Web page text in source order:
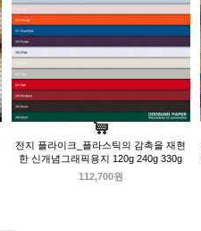
전지 플라이크_플라스틱의 감촉을 재현
한 신개념그래픽용지 120g 240g 330g
112,700원